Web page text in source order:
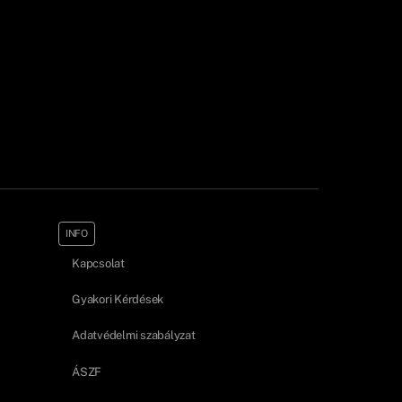
INFO
Kapcsolat
Gyakori Kérdések
Adatvédelmi szabályzat
ÁSZF